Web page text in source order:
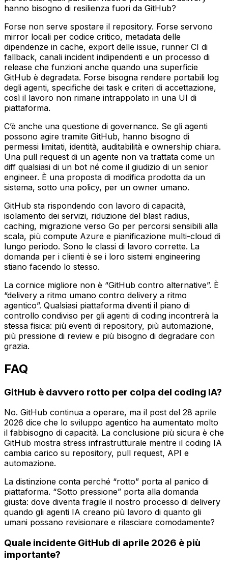
hanno bisogno di resilienza fuori da GitHub?
Forse non serve spostare il repository. Forse servono
mirror locali per codice critico, metadata delle
dipendenze in cache, export delle issue, runner CI di
fallback, canali incident indipendenti e un processo di
release che funzioni anche quando una superficie
GitHub è degradata. Forse bisogna rendere portabili log
degli agenti, specifiche dei task e criteri di accettazione,
così il lavoro non rimane intrappolato in una UI di
piattaforma.
C’è anche una questione di governance. Se gli agenti
possono agire tramite GitHub, hanno bisogno di
permessi limitati, identità, auditabilità e ownership chiara.
Una pull request di un agente non va trattata come un
diff qualsiasi di un bot né come il giudizio di un senior
engineer. È una proposta di modifica prodotta da un
sistema, sotto una policy, per un owner umano.
GitHub sta rispondendo con lavoro di capacità,
isolamento dei servizi, riduzione del blast radius,
caching, migrazione verso Go per percorsi sensibili alla
scala, più compute Azure e pianificazione multi-cloud di
lungo periodo. Sono le classi di lavoro corrette. La
domanda per i clienti è se i loro sistemi engineering
stiano facendo lo stesso.
La cornice migliore non è “GitHub contro alternative”. È
“delivery a ritmo umano contro delivery a ritmo
agentico”. Qualsiasi piattaforma diventi il piano di
controllo condiviso per gli agenti di coding incontrerà la
stessa fisica: più eventi di repository, più automazione,
più pressione di review e più bisogno di degradare con
grazia.
FAQ
GitHub è davvero rotto per colpa del coding IA?
No. GitHub continua a operare, ma il post del 28 aprile
2026 dice che lo sviluppo agentico ha aumentato molto
il fabbisogno di capacità. La conclusione più sicura è che
GitHub mostra stress infrastrutturale mentre il coding IA
cambia carico su repository, pull request, API e
automazione.
La distinzione conta perché “rotto” porta al panico di
piattaforma. “Sotto pressione” porta alla domanda
giusta: dove diventa fragile il nostro processo di delivery
quando gli agenti IA creano più lavoro di quanto gli
umani possano revisionare e rilasciare comodamente?
Quale incidente GitHub di aprile 2026 è più
importante?